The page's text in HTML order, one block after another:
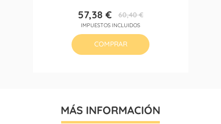
Precio
57,38 €Precio
base
60,40 €
IMPUESTOS INCLUIDOS
COMPRAR
MÁS INFORMACIÓN